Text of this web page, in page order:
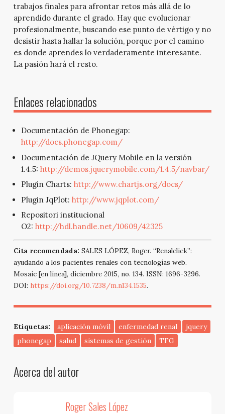
trabajos finales para afrontar retos más allá de lo
aprendido durante el grado. Hay que evolucionar
profesionalmente, buscando ese punto de vértigo y no
desistir hasta hallar la solución, porque por el camino
es donde aprendes lo verdaderamente interesante.
La pasión hará el resto.
Enlaces relacionados
Documentación de Phonegap:
http://docs.phonegap.com/
Documentación de JQuery Mobile en la versión
1.4.5: http://demos.jquerymobile.com/1.4.5/navbar/
Plugin Charts: http://www.chartjs.org/docs/
Plugin JqPlot: http://www.jqplot.com/
Repositori institucional
O2: http://hdl.handle.net/10609/42325
Cita recomendada: SALES LÓPEZ, Roger. “Renalclick”:
ayudando a los pacientes renales con tecnologías web.
Mosaic [en línea], diciembre 2015, no. 134. ISSN: 1696-3296.
DOI: https://doi.org/10.7238/m.n134.1535.
Etiquetas: aplicación móvil enfermedad renal
jquery
phonegap
salud sistemas de gestión TFG
Acerca del autor
Roger Sales López